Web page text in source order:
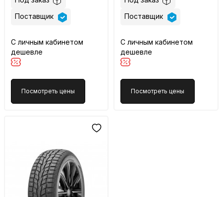
Поставщик
С личным кабинетом
дешевле
Посмотреть цены
Поставщик
С личным кабинетом
дешевле
Посмотреть цены